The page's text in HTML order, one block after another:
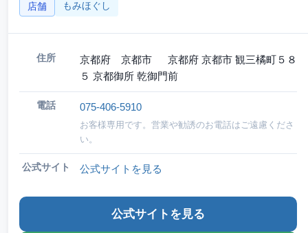
店舗 もみほぐし
住所
京都府 京都市 京都府 京都市 観三橘町５８
５ 京都御所 乾御門前
電話 075-406-5910
お客様専用です。営業や勧誘のお電話はご遠慮くださ
い。
公式サイト 公式サイトを見る
公式サイトを見る